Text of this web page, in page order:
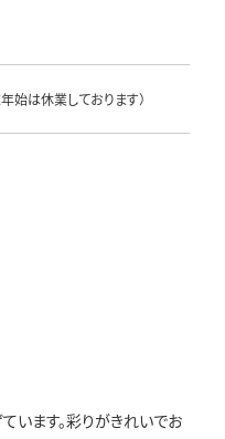
始は休業しております）
います。彩りがきれいでお